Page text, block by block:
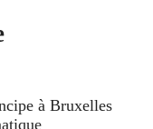
à Bruxelles